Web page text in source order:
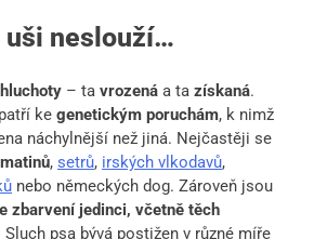
uši neslouží…
– ta vrozená a ta získaná.
ke genetickým poruchám, k nimž
náchylnější než jiná. Nejčastěji se
, setrů, irských vlkodavů,
nebo německých dog. Zároveň jsou
zbarvení jedinci, včetně těch
Sluch psa bývá postižen v různé míře